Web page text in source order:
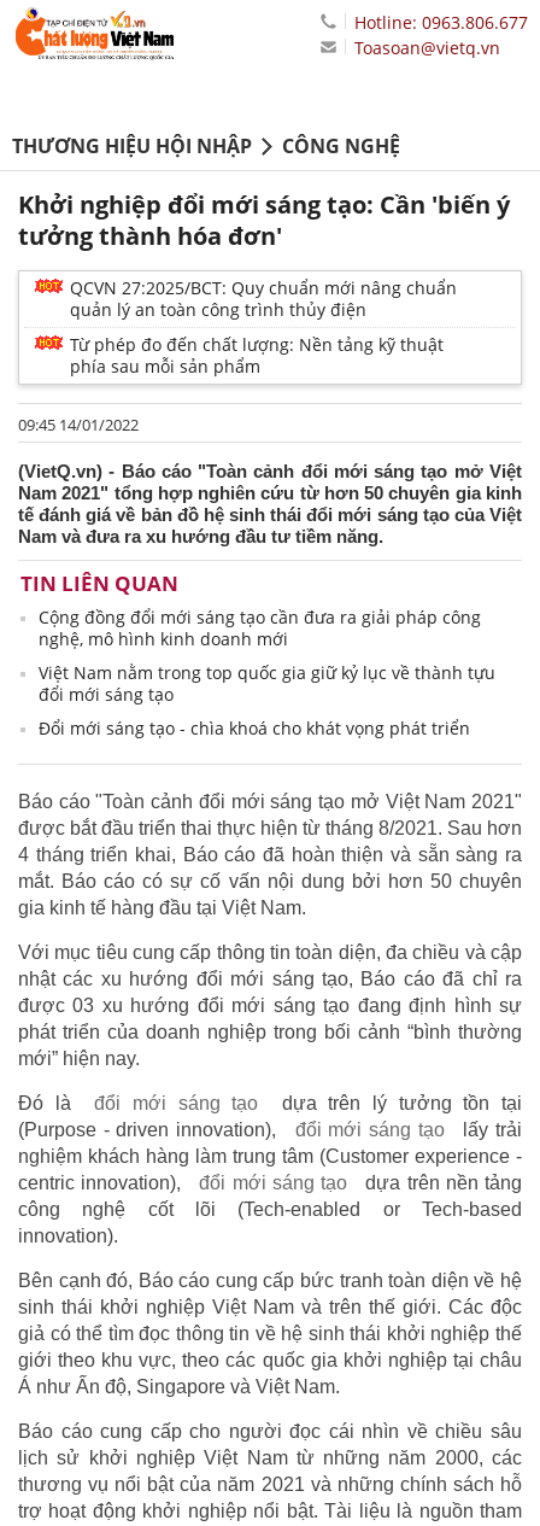
Hotline: 0963.806.677
Toasoan@vietq.vn
THƯƠNG HIỆU HỘI NHẬP CÔNG NGHỆ
Khởi nghiệp đổi mới sáng tạo: Cần 'biến ý
tưởng thành hóa đơn'
QCVN 27:2025/BCT: Quy chuẩn mới nâng chuẩn
quản lý an toàn công trình thủy điện
Từ phép đo đến chất lượng: Nền tảng kỹ thuật
phía sau mỗi sản phẩm
09:45 14/01/2022
(VietQ.vn) - Báo cáo "Toàn cảnh đổi mới sáng tạo mở Việt
Nam 2021" tổng hợp nghiên cứu từ hơn 50 chuyên gia kinh
tế đánh giá về bản đồ hệ sinh thái đổi mới sáng tạo của Việt
Nam và đưa ra xu hướng đầu tư tiềm năng.
TIN LIÊN QUAN
Cộng đồng đổi mới sáng tạo cần đưa ra giải pháp công
nghệ, mô hình kinh doanh mới
Việt Nam nằm trong top quốc gia giữ kỷ lục về thành tựu
đổi mới sáng tạo
Đổi mới sáng tạo - chìa khoá cho khát vọng phát triển
Báo cáo "Toàn cảnh đổi mới sáng tạo mở Việt Nam 2021"
được bắt đầu triển thai thực hiện từ tháng 8/2021. Sau hơn
4 tháng triển khai, Báo cáo đã hoàn thiện và sẵn sàng ra
mắt. Báo cáo có sự cố vấn nội dung bởi hơn 50 chuyên
gia kinh tế hàng đầu tại Việt Nam.
Với mục tiêu cung cấp thông tin toàn diện, đa chiều và cập
nhật các xu hướng đổi mới sáng tạo, Báo cáo đã chỉ ra
được 03 xu hướng đổi mới sáng tạo đang định hình sự
phát triển của doanh nghiệp trong bối cảnh “bình thường
mới” hiện nay.
Đó là đổi mới sáng tạo
dựa trên lý tưởng tồn tại
(Purpose - driven innovation),
đổi mới sáng tạo
lấy trải
nghiệm khách hàng làm trung tâm (Customer experience -
centric innovation),
đổi mới sáng tạo
dựa trên nền tảng
công nghệ cốt lõi (Tech-enabled or Tech-based
innovation).
Bên cạnh đó, Báo cáo cung cấp bức tranh toàn diện về hệ
sinh thái khởi nghiệp Việt Nam và trên thế giới. Các độc
giả có thể tìm đọc thông tin về hệ sinh thái khởi nghiệp thế
giới theo khu vực, theo các quốc gia khởi nghiệp tại châu
Á như Ấn độ, Singapore và Việt Nam.
Báo cáo cung cấp cho người đọc cái nhìn về chiều sâu
lịch sử khởi nghiệp Việt Nam từ những năm 2000, các
thương vụ nổi bật của năm 2021 và những chính sách hỗ
trợ hoạt động khởi nghiệp nổi bật. Tài liệu là nguồn tham